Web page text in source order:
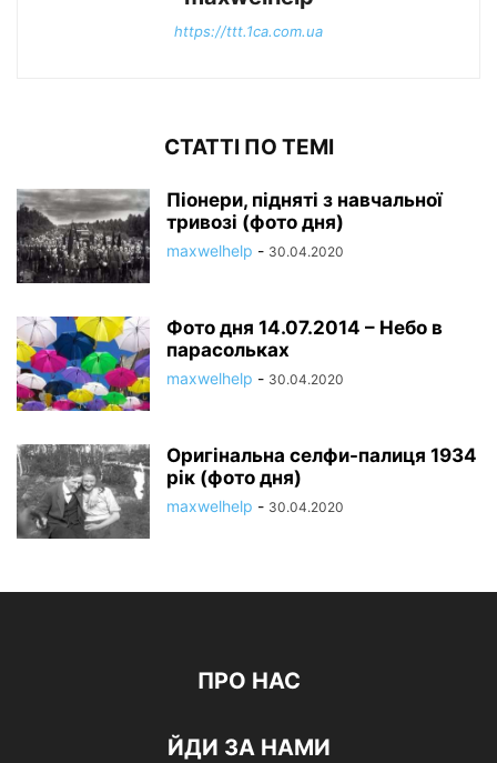
https://ttt.1ca.com.ua
СТАТТІ ПО ТЕМІ
Піонери, підняті з навчальної
тривозі (фото дня)
maxwelhelp - 30.04.2020
Фото дня 14.07.2014 – Небо в
парасольках
maxwelhelp - 30.04.2020
Оригінальна селфи-палиця 1934
рік (фото дня)
maxwelhelp - 30.04.2020
ПРО НАС
ЙДИ ЗА НАМИ